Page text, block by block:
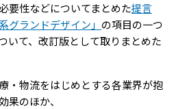
要性などについてまとめた提言
グランドデザイン」 の項目の一つ
いて、改訂版として取りまとめた
・物流をはじめとする各業界が抱
果のほか、